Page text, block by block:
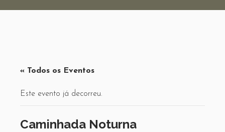
« Todos os Eventos
Este evento já decorreu.
Caminhada Noturna